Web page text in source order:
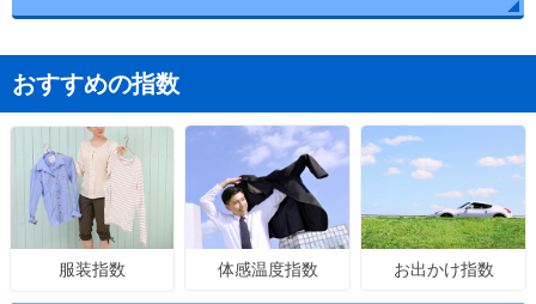
おすすめの指数
服装指数 体感温度指数 お出かけ指数